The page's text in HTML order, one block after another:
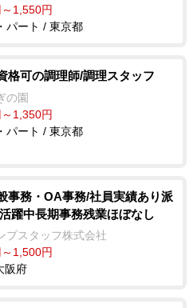
1,550円
パート / 東京都
格可の調理師/調理スタッフ
の園
1,350円
パート / 東京都
事務・OA事務/社員実績あり派
躍中長期事務残業ほぼなし
プスタッフ株式会社
1,500円
阪府